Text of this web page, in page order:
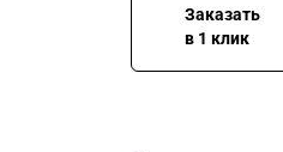
Заказать
в 1 клик